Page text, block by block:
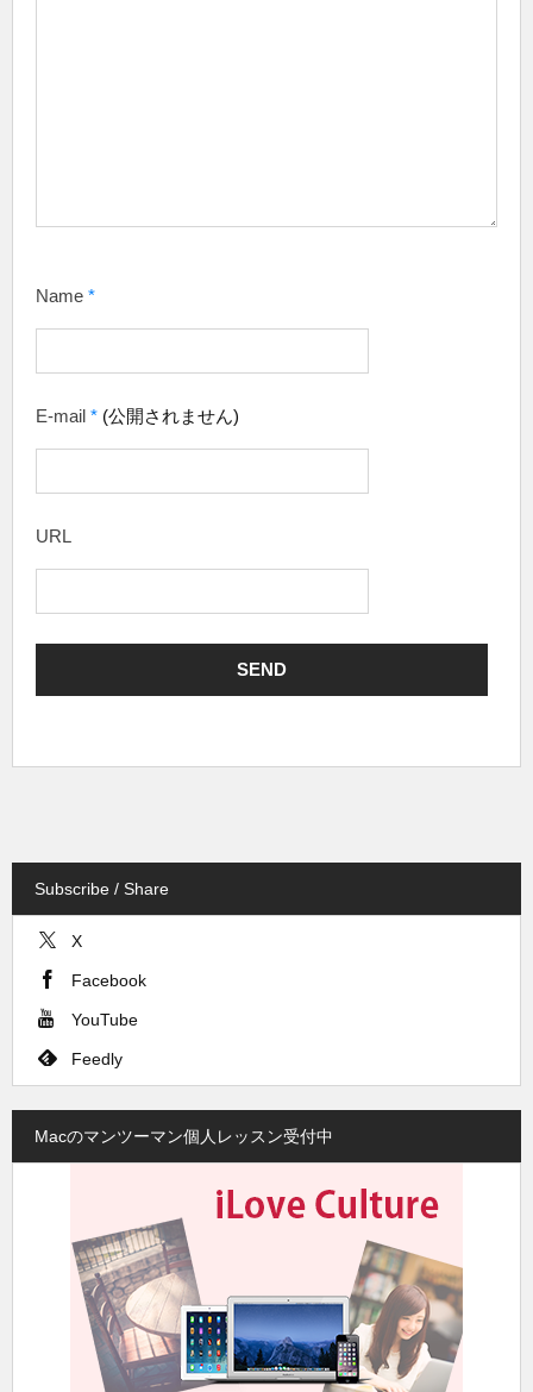
Name *
E-mail * (公開されません)
URL
Subscribe / Share
X
Facebook
YouTube
Feedly
Macのマンツーマン個人レッスン受付中